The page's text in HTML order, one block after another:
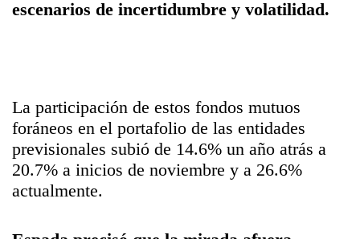
escenarios de incertidumbre y volatilidad.
La participación de estos fondos mutuos
foráneos en el portafolio de las entidades
previsionales subió de 14.6% un año atrás a
20.7% a inicios de noviembre y a 26.6%
actualmente.